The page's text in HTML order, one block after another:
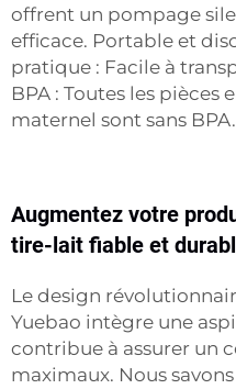
offrent un pompage
efficace. Portable et
pratique : Facile à
BPA : Toutes les pièces
maternel sont sans BPA.
Augmentez votre
tire-lait fiable et
Le design
Yuebao intègre une
contribue à assurer un
maximaux. Nous